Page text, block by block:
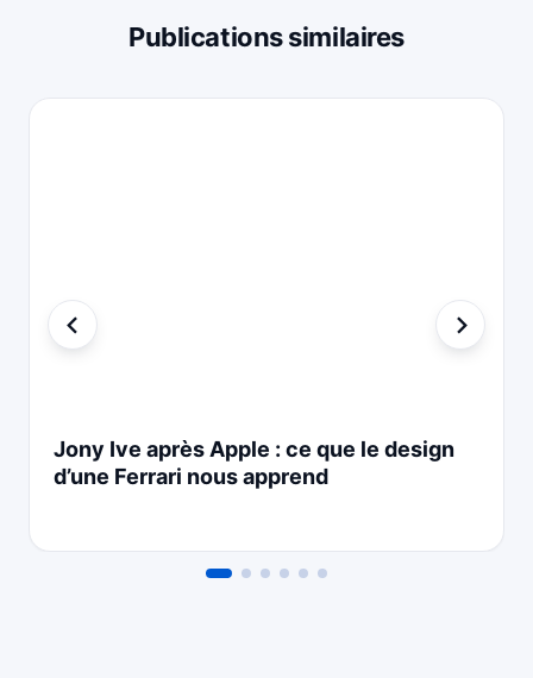
Publications similaires
Jony Ive après Apple : ce que le design
d’une Ferrari nous apprend